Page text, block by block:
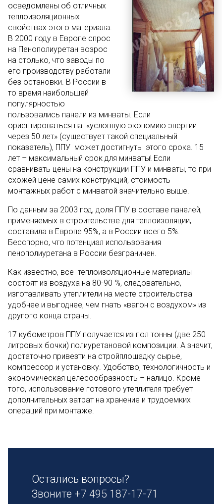
осведомлены об отличных
теплоизоляционных
свойствах этого материала.
В 2000 году в Европе спрос
на Пенополиуретан возрос
на столько, что заводы по
его производству работали
без остановки. В России в
то время наибольшей
популярностью
пользовались панели из минваты. Если
ориентироваться на «условную экономию энергии
через 50 лет» (существует такой специальный
показатель), ППУ может достигнуть этого срока. 15
лет – максимальный срок для минваты! Если
сравнивать цены на конструкции ППУ и минваты, то при
схожей цене самих конструкций, стоимость
монтажных работ с минватой значительно выше.
По данным за 2003 год, доля ППУ в составе панелей,
применяемых в строительстве для теплоизоляции,
составила в Европе 95%, а в России всего 5%.
Бесспорно, что потенциал использования
пенополиуретана в России безграничен.
Как известно, все теплоизоляционные материалы
состоят из воздуха на 80-90 %, следовательно,
изготавливать утеплители на месте строительства
удобнее и выгоднее, чем гнать «вагон с воздухом» из
другого конца страны.
17 кубометров ППУ получается из пол тонны (две 250
литровых бочки) полиуретановой композиции. А значит,
достаточно привезти на стройплощадку сырье,
компрессор и установку. Удобство, технологичность и
экономическая целесообразность – налицо. Кроме
того, использование готового утеплителя требует
дополнительных затрат на хранение и трудоемких
операций при монтаже.
Остались вопросы?
Звоните +7 495 187-17-71